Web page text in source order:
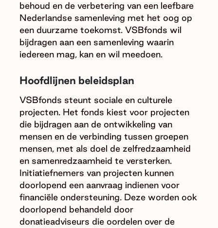
behoud en de verbetering van een leefbare
Nederlandse samenleving met het oog op
een duurzame toekomst. VSBfonds wil
bijdragen aan een samenleving waarin
iedereen mag, kan en wil meedoen.
Hoofdlijnen beleidsplan
VSBfonds steunt sociale en culturele
projecten. Het fonds kiest voor projecten
die bijdragen aan de ontwikkeling van
mensen en de verbinding tussen groepen
mensen, met als doel de zelfredzaamheid
en samenredzaamheid te versterken.
Initiatiefnemers van projecten kunnen
doorlopend een aanvraag indienen voor
financiële ondersteuning. Deze worden ook
doorlopend behandeld door
donatieadviseurs die oordelen over de